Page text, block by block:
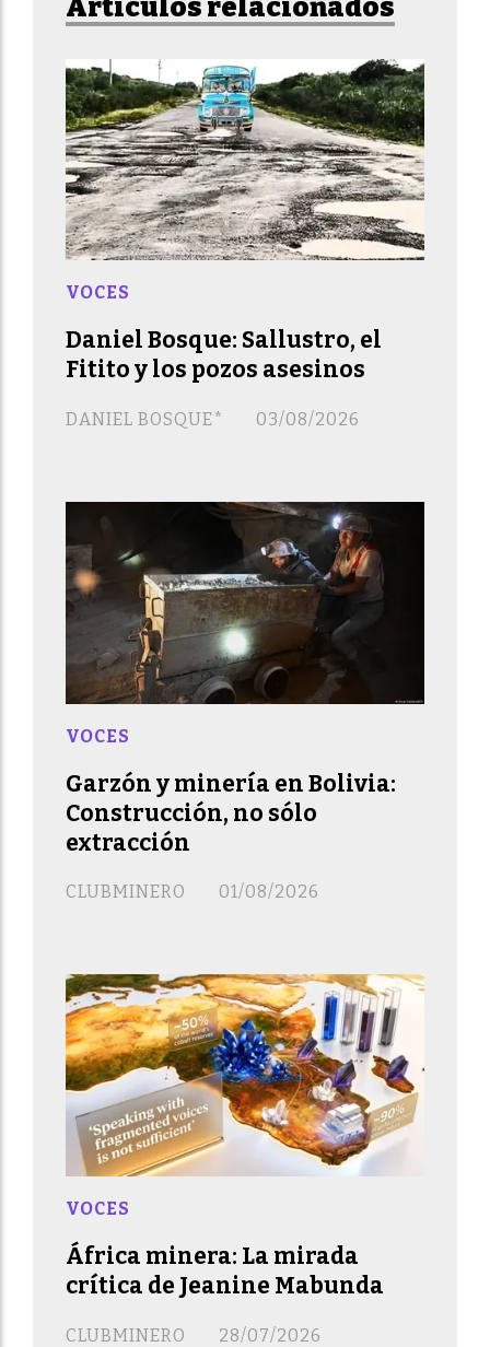
Artículos relacionados
Daniel Bosque: Sallustro, el
Fitito y los pozos asesinos
DANIEL BOSQUE*
VOCES
03/08/2026
Garzón y minería en Bolivia:
Construcción, no sólo
extracción
CLUBMINERO
VOCES
01/08/2026
África minera: La mirada
crítica de Jeanine Mabunda
CLUBMINERO
VOCES
28/07/2026